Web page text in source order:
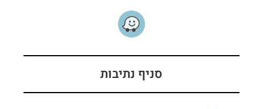
סניף נתיבות